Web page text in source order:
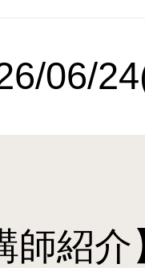
06/
師紹介